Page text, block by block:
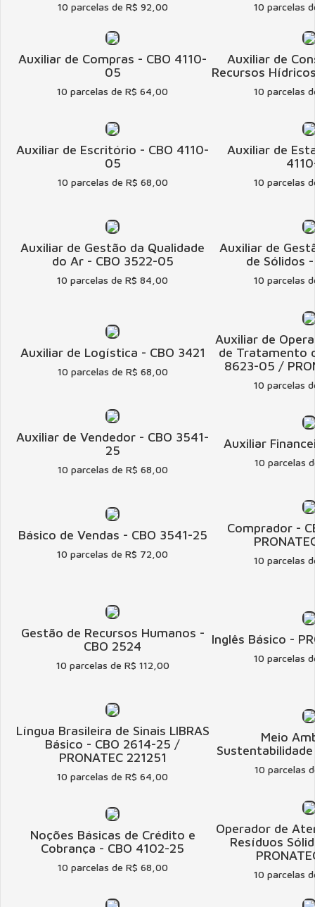
10 parcelas de R$ 92,00 10 parcelas
Auxiliar de Compras - CBO 4110-
05
10 parcelas de R$ 64,00
Auxiliar de
Recursos
10 parcelas
Auxiliar de Escritório - CBO 4110-
05
10 parcelas de R$ 68,00
Auxiliar de
10 parcelas
Auxiliar de Gestão da Qualidade
do Ar - CBO 3522-05
10 parcelas de R$ 84,00
Auxiliar de
de Sólidos
10 parcelas
Auxiliar de Logística - CBO 3421
10 parcelas de R$ 68,00
Auxiliar de
de Tratamento
8623-05 /
10 parcelas
Auxiliar de Vendedor - CBO 3541-
25
10 parcelas de R$ 68,00
Auxiliar
10 parcelas
Básico de Vendas - CBO 3541-25
10 parcelas de R$ 72,00
Comprador -
10 parcelas
Gestão de Recursos Humanos -
CBO 2524
10 parcelas de R$ 112,00
Inglês Básico -
10 parcelas
Língua Brasileira de Sinais LIBRAS
Básico - CBO 2614-25 /
PRONATEC 221251
10 parcelas de R$ 64,00
Meio
10 parcelas
Noções Básicas de Crédito e
Cobrança - CBO 4102-25
10 parcelas de R$ 68,00
Operador de
Resíduos
10 parcelas